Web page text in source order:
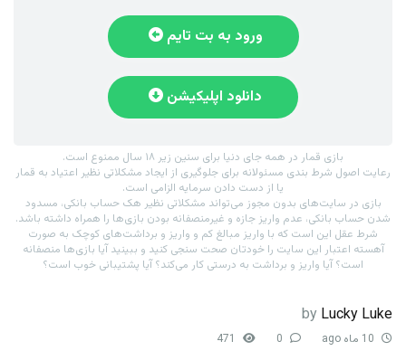
ورود به بت تایم
دانلود اپلیکیشن
بازی قمار در همه جای دنیا برای سنین زیر ۱۸ سال ممنوع است.
رعایت اصول شرط بندی مسئولانه برای جلوگیری از ایجاد مشکلاتی نظیر اعتیاد به قمار
یا از دست دادن سرمایه الزامی است.
بازی در سایت‌های بدون مجوز می‌تواند مشکلاتی نظیر هک حساب بانکی، مسدود
شدن حساب بانکی، عدم واریز جازه و غیرمنصفانه بودن بازی‌ها را همراه داشته باشد.
شرط عقل این است که با واریز مبالغ کم و واریز و برداشت‌های کوچک به صورت
آهسته اعتبار این سایت را خودتان صحت سنجی کنید و ببینید آیا بازی‌ها منصفانه
است؟ آیا واریز و برداشت به درستی کار می‌کند؟ آیا پشتیبانی خوب است؟
by Lucky Luke